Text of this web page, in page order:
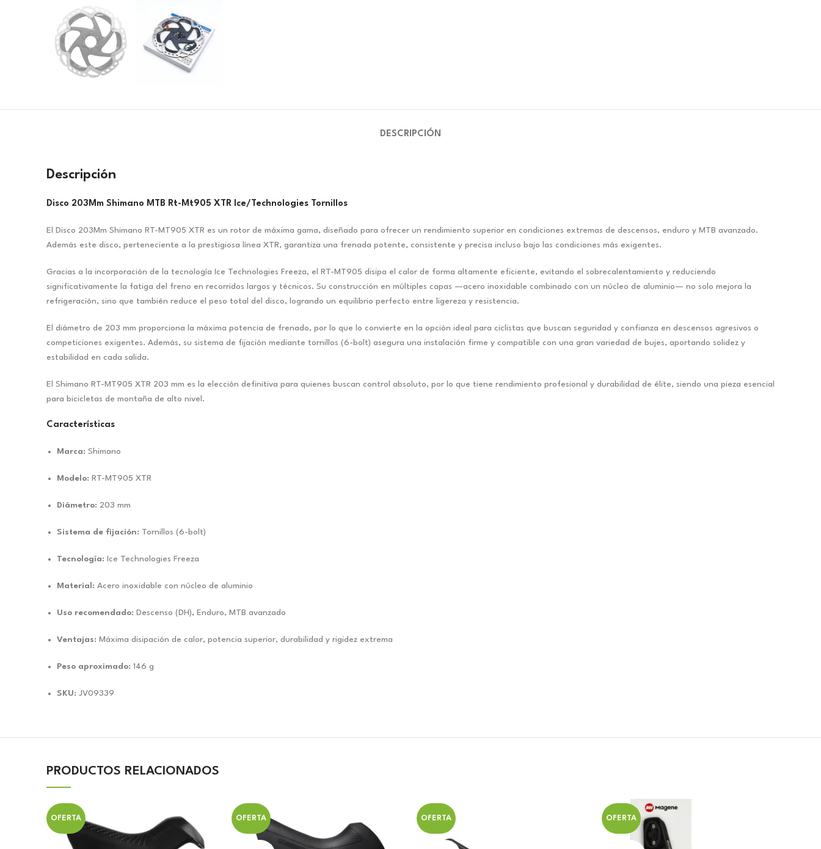
DESCRIPCIÓN
Descripción
Disco 203Mm Shimano MTB Rt-Mt905 XTR Ice/Technologies Tornillos
El Disco 203Mm Shimano RT-MT905 XTR es un rotor de máxima gama, diseñado para ofrecer un rendimiento superior en condiciones extremas de descensos, enduro y MTB avanzado.
Además este disco, perteneciente a la prestigiosa línea XTR, garantiza una frenada potente, consistente y precisa incluso bajo las condiciones más exigentes.
Gracias a la incorporación de la tecnología Ice Technologies Freeza, el RT-MT905 disipa el calor de forma altamente eficiente, evitando el sobrecalentamiento y reduciendo
significativamente la fatiga del freno en recorridos largos y técnicos. Su construcción en múltiples capas —acero inoxidable combinado con un núcleo de aluminio— no solo mejora la
refrigeración, sino que también reduce el peso total del disco, logrando un equilibrio perfecto entre ligereza y resistencia.
El diámetro de 203 mm proporciona la máxima potencia de frenado, por lo que lo convierte en la opción ideal para ciclistas que buscan seguridad y confianza en descensos agresivos o
competiciones exigentes. Además, su sistema de fijación mediante tornillos (6-bolt) asegura una instalación firme y compatible con una gran variedad de bujes, aportando solidez y
estabilidad en cada salida.
El Shimano RT-MT905 XTR 203 mm es la elección definitiva para quienes buscan control absoluto, por lo que tiene rendimiento profesional y durabilidad de élite, siendo una pieza esencial
para bicicletas de montaña de alto nivel.
Características
Marca: Shimano
Modelo: RT-MT905 XTR
Diámetro: 203 mm
Sistema de fijación: Tornillos (6-bolt)
Tecnología: Ice Technologies Freeza
Material: Acero inoxidable con núcleo de aluminio
Uso recomendado: Descenso (DH), Enduro, MTB avanzado
Ventajas: Máxima disipación de calor, potencia superior, durabilidad y rigidez extrema
Peso aproximado: 146 g
SKU: JV09339
PRODUCTOS RELACIONADOS
OFERTA OFERTA OFERTA OFERTA